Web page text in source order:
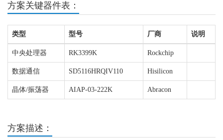
方案关键器件表：
类型 型号 厂商 说明
中央处理器 RK3399K Rockchip
数据通信 SD5116HRQIV110 Hisilicon
晶体/振荡器 AIAP-03-222K Abracon
方案描述：